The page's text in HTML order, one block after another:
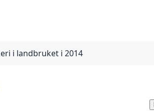
i landbruket i 2014